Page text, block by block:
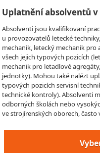
Uplatnění absolventů
Absolventi jsou kvalifikovaní
u provozovatelů letecké
mechanik, letecký mechanik
všech jejich typových pozicích
mechanik pro letadlové
jednotky). Mohou také nalézt
typových pozicích servisní
technické kontroly). Absolventi
odborných školách nebo
ve strojírenských oborech,